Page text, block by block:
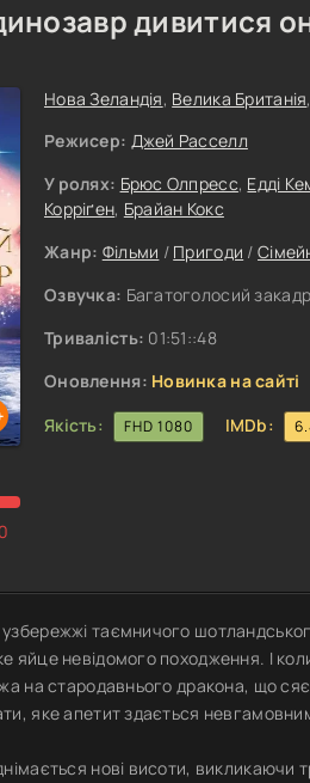
дивитися
0
Нова Зеландія, Велика Британія
Режисер: Джей Расселл
У ролях: Брюс Олпресс, Едді
Корріґен, Брайан Кокс
Жанр: Фільми / Пригоди /
Озвучка: Багатоголосий
Тривалість: 01:51::48
Оновлення: Новинка на сайті
Якість:
FHD 1080 IMDb:
таємничого
яйце невідомого походження. І
на стародавнього дракона, що
яке апетит здається
нові висоти, викликаючи